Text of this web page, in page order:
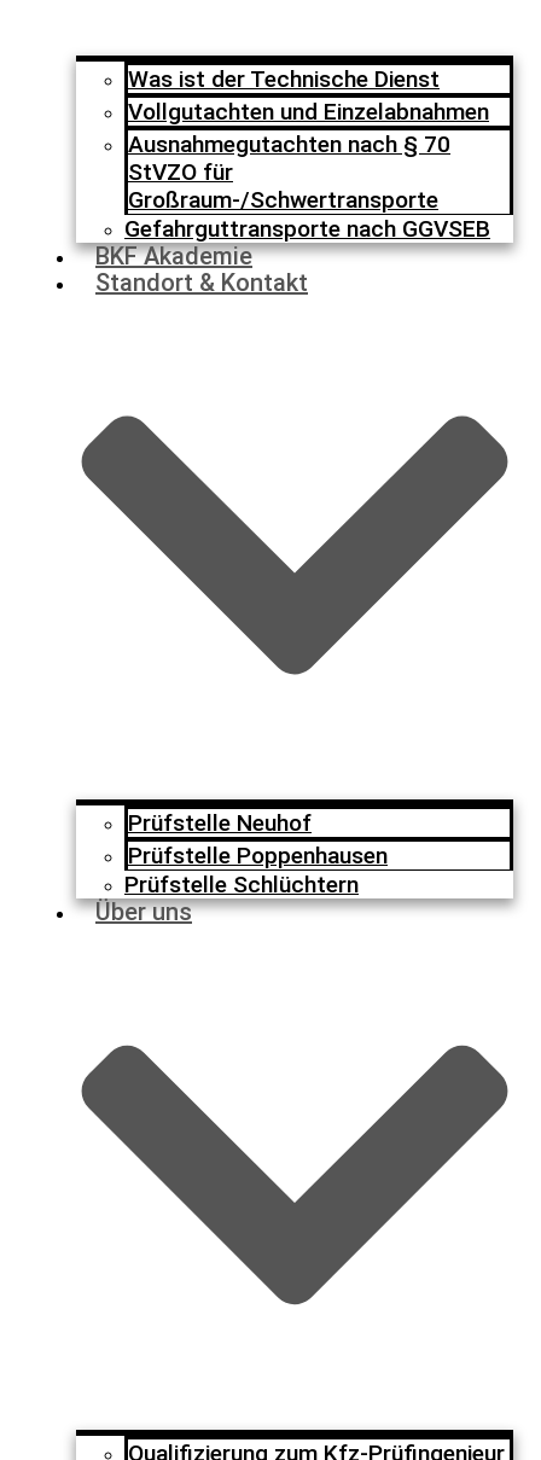
Was ist der Technische Dienst
Vollgutachten und Einzelabnahmen
Ausnahmegutachten nach § 70
StVZO für
Großraum-/Schwertransporte
Gefahrguttransporte nach GGVSEB
BKF Akademie
Standort & Kontakt
Prüfstelle Neuhof
Prüfstelle Poppenhausen
Prüfstelle Schlüchtern
Über uns
Qualifizierung zum Kfz-Prüfingenieur